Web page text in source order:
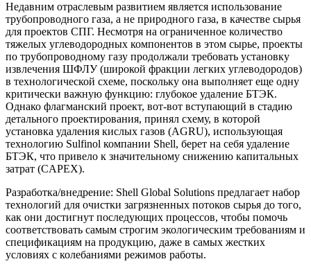
Недавним отраслевым развитием является использование
трубопроводного газа, а не природного газа, в качестве сырья
для проектов СПГ. Несмотря на ограниченное количество
тяжелых углеводородных компонентов в этом сырье, проекты
по трубопроводному газу продолжали требовать установку
извлечения ШФЛУ (широкой фракции легких углеводородов)
в технологической схеме, поскольку она выполняет еще одну
критически важную функцию: глубокое удаление БТЭК.
Однако флагманский проект, вот-вот вступающий в стадию
детального проектирования, принял схему, в которой
установка удаления кислых газов (AGRU), использующая
технологию Sulfinol компании Shell, берет на себя удаление
БТЭК, что привело к значительному снижению капитальных
затрат (CAPEX).
Разработка/внедрение: Shell Global Solutions предлагает набор
технологий для очистки загрязненных потоков сырья до того,
как они достигнут последующих процессов, чтобы помочь
соответствовать самым строгим экологическим требованиям и
спецификациям на продукцию, даже в самых жестких
условиях с колебаниями режимов работы.